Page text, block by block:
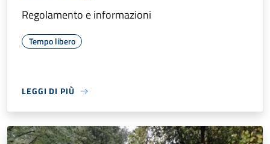
Regolamento e informazioni
Tempo libero
LEGGI DI PIÙ